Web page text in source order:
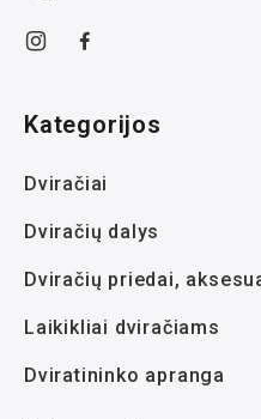
Kategorijos
Dviračiai
Dviračių dalys
Dviračių priedai,
Laikikliai dviračiams
Dviratininko apranga